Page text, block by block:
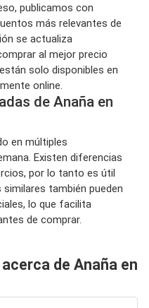
publicamos con
más relevantes de
se actualiza
al mejor precio
solo disponibles en
online.
de Anaña en
en múltiples
Existen diferencias
por lo tanto es útil
también pueden
lo que facilita
de comprar.
de Anaña en